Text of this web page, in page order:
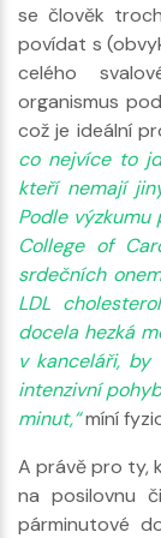
se člověk
povídat s
celého
organismus
což je ideální
co nejvíce to
kteří nemají
Podle
College of
srdečních
LDL
docela hezká
v kanceláři,
intenzivní
minut,“míní
A právě pro ty,
na posilovnu
párminutové